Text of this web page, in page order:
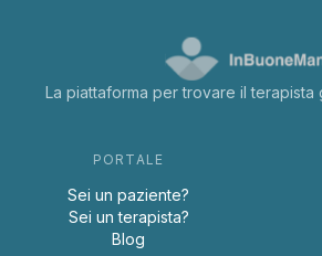
La piattaforma per trovare il terapista
PORTALE
Sei un paziente?
Sei un terapista?
Blog